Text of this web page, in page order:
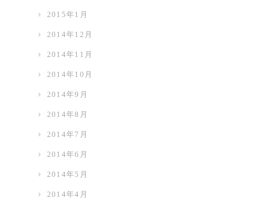
2015年1月
2014年12月
2014年11月
2014年10月
2014年9月
2014年8月
2014年7月
2014年6月
2014年5月
2014年4月